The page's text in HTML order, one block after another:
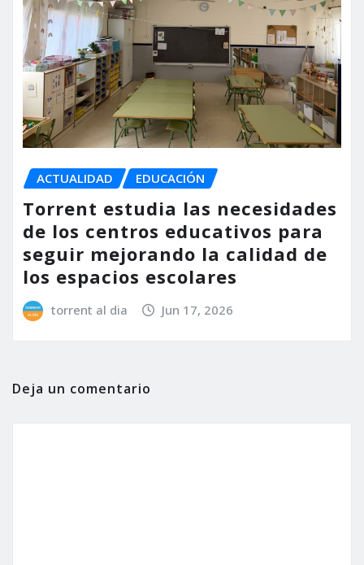
ACTUALIDAD EDUCACIÓN
Torrent estudia las necesidades
de los centros educativos para
seguir mejorando la calidad de
los espacios escolares
torrent al dia Jun 17, 2026
Deja un comentario